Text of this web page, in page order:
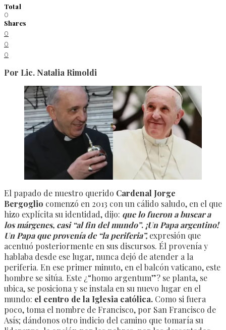
Total
0
Shares
0
0
0
Por Lic. Natalia Rimoldi
El papado de nuestro querido Cardenal Jorge
Bergoglio comenzó en 2013 con un cálido saludo, en el que
hizo explícita su identidad, dijo: que lo fueron a buscar a
los márgenes, casi “al fin del mundo”. ¡Un Papa argentino!
Un Papa que provenía de “la periferia”,expresión que
acentuó posteriormente en sus discursos. Él provenía y
hablaba desde ese lugar, nunca dejó de atender a la
periferia. En ese primer minuto, en el balcón vaticano, este
hombre se sitúa. Este ¿“homo argentum”? se planta, se
ubica, se posiciona y se instala en su nuevo lugar en el
mundo: el centro de la Iglesia católica. Como si fuera
poco, toma el nombre de Francisco, por San Francisco de
Asís; dándonos otro indicio del camino que tomaría su